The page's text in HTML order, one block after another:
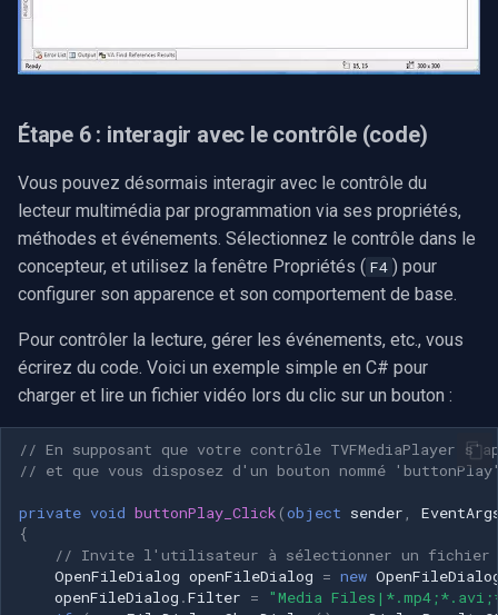
Étape 6 : interagir avec le contrôle (code)
Vous pouvez désormais interagir avec le contrôle du
lecteur multimédia par programmation via ses propriétés,
méthodes et événements. Sélectionnez le contrôle dans le
concepteur, et utilisez la fenêtre Propriétés ( F4 ) pour
configurer son apparence et son comportement de base.
Pour contrôler la lecture, gérer les événements, etc., vous
écrirez du code. Voici un exemple simple en C# pour
charger et lire un fichier vidéo lors du clic sur un bouton :
// En supposant que votre contrôle TVFMediaPlayer
// et que vous disposez d'un bouton nommé
private void buttonPlay_Click (object sender ,
{
// Invite l'utilisateur à sélectionner un fichier
OpenFileDialog openFileDialog = new
openFileDialog .Filter =
"Media